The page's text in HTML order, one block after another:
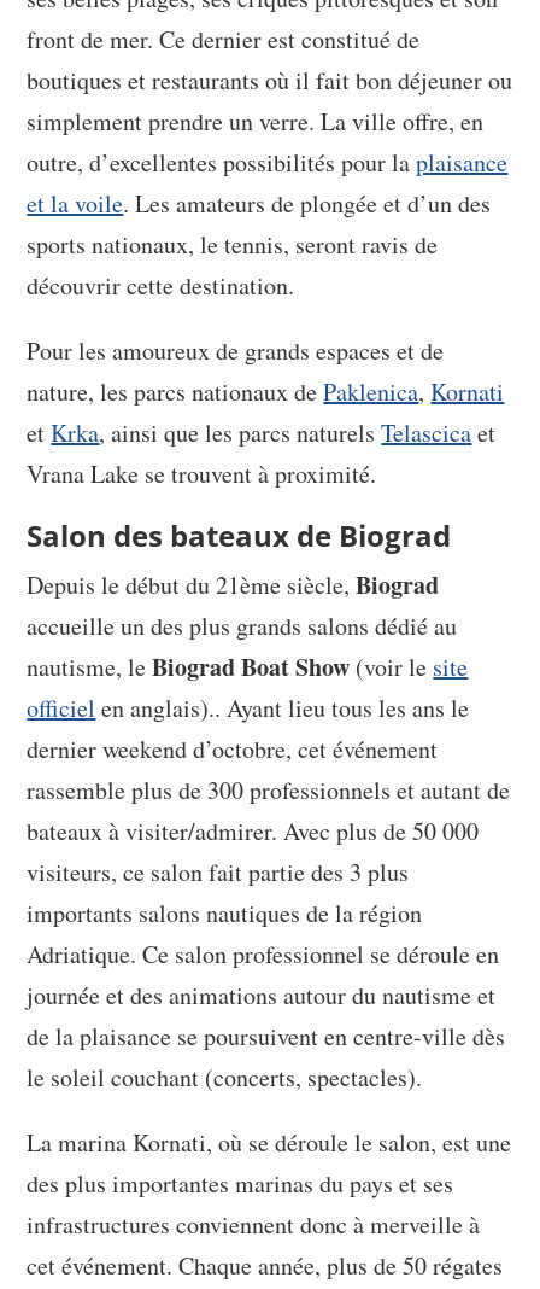
front de mer. Ce dernier est constitué de
boutiques et restaurants où il fait bon déjeuner ou
simplement prendre un verre. La ville offre, en
outre, d’excellentes possibilités pour laplaisance
et la voile. Les amateurs de plongée et d’un des
sports nationaux, le tennis, seront ravis de
découvrir cette destination.
Pour les amoureux de grands espaces et de
nature, les parcs nationaux dePaklenica,Kornati
etKrka, ainsi que les parcs naturelsTelascicaet
Vrana Lake se trouvent à proximité.
Salon des bateaux de Biograd
Depuis le début du 21ème siècle,Biograd
accueille un des plus grands salons dédié au
nautisme, leBiograd Boat Show (voir le site
officiel en anglais).. Ayant lieu tous les ans le
dernier weekend d’octobre, cet événement
rassemble plus de 300 professionnels et autant de
bateaux à visiter/admirer. Avec plus de 50 000
visiteurs, ce salon fait partie des 3 plus
importants salons nautiques de la région
Adriatique. Ce salon professionnel se déroule en
journée et des animations autour du nautisme et
de la plaisance se poursuivent en centre-ville dès
le soleil couchant (concerts, spectacles).
La marina Kornati, où se déroule le salon, est une
des plus importantes marinas du pays et ses
infrastructures conviennent donc à merveille à
cet événement. Chaque année, plus de 50 régates